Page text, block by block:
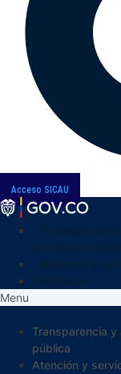
Acceso SICAU
Menu
Transparencia y
pública
Atención y